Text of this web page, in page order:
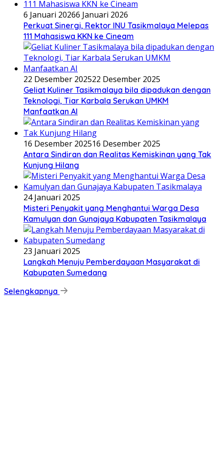
6 Januari 20266 Januari 2026
Perkuat Sinergi, Rektor INU Tasikmalaya Melepas
111 Mahasiswa KKN ke Cineam
22 Desember 202522 Desember 2025
Geliat Kuliner Tasikmalaya bila dipadukan dengan
Teknologi, Tiar Karbala Serukan UMKM
Manfaatkan AI
16 Desember 202516 Desember 2025
Antara Sindiran dan Realitas Kemiskinan yang Tak
Kunjung Hilang
24 Januari 2025
Misteri Penyakit yang Menghantui Warga Desa
Kamulyan dan Gunajaya Kabupaten Tasikmalaya
23 Januari 2025
Langkah Menuju Pemberdayaan Masyarakat di
Kabupaten Sumedang
Selengkapnya